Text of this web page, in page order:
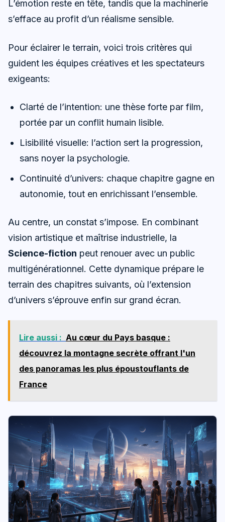
L’émotion reste en tête, tandis que la machinerie
s’efface au profit d’un réalisme sensible.
Pour éclairer le terrain, voici trois critères qui
guident les équipes créatives et les spectateurs
exigeants:
Clarté de l’intention: une thèse forte par film,
portée par un conflit humain lisible.
Lisibilité visuelle: l’action sert la progression,
sans noyer la psychologie.
Continuité d’univers: chaque chapitre gagne en
autonomie, tout en enrichissant l’ensemble.
Au centre, un constat s’impose. En combinant
vision artistique et maîtrise industrielle, la
Science-fiction peut renouer avec un public
multigénérationnel. Cette dynamique prépare le
terrain des chapitres suivants, où l’extension
d’univers s’éprouve enfin sur grand écran.
Lire aussi : Au cœur du Pays basque :
découvrez la montagne secrète offrant l'un
des panoramas les plus époustouflants de
France